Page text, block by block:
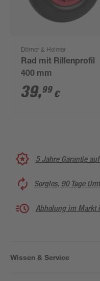
Dörner & Helmer
Rad mit Rillenprofil
400 mm
39,99 €
5 Jahre Garantie
Sorglos, 90 Tage
Abholung im Markt
Wissen & Service